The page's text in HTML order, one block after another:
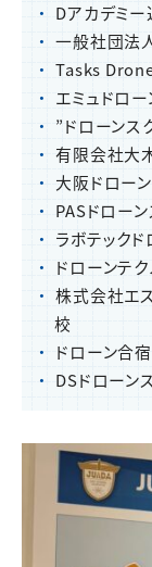
Dアカデミ
一般社団法
Tasks
エミュドロ
”ドローンス
有限会社大
大阪ドロー
PASドロー
ラボテック
ドローンテ
株式会社エ
校
ドローン合
DSドローン